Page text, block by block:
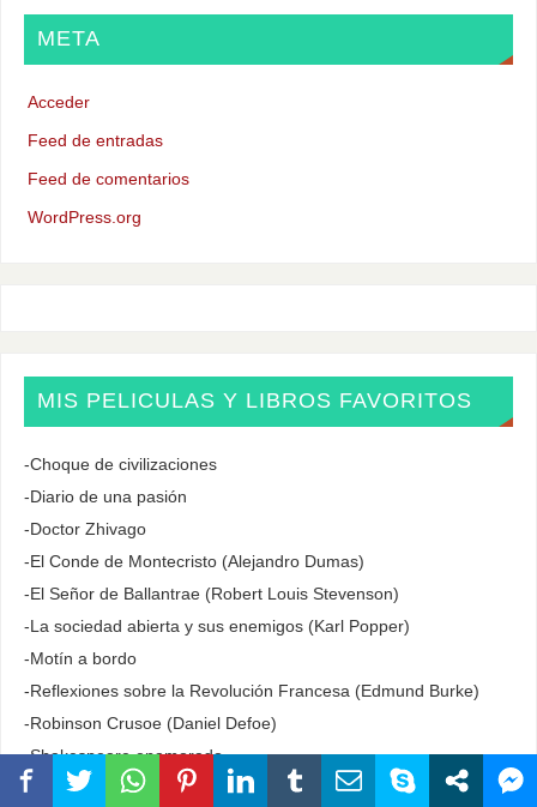
META
Acceder
Feed de entradas
Feed de comentarios
WordPress.org
MIS PELICULAS Y LIBROS FAVORITOS
-Choque de civilizaciones
-Diario de una pasión
-Doctor Zhivago
-El Conde de Montecristo (Alejandro Dumas)
-El Señor de Ballantrae (Robert Louis Stevenson)
-La sociedad abierta y sus enemigos (Karl Popper)
-Motín a bordo
-Reflexiones sobre la Revolución Francesa (Edmund Burke)
-Robinson Crusoe (Daniel Defoe)
-Shakespeare enamorado
-The Last of The Mohicans (Fenimore Cooper)